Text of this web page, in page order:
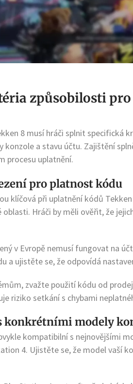
způsobilosti
8 musí hráči splnit specifická
konzole a stavu účtu. Zajištění
procesu uplatnění.
pro platnost kódu
klíčová při uplatnění kódů
Hráči by měli ověřit, že
v Evropě nemusí fungovat na
a ujistěte se, že odpovídá
zvažte použití kódu od
riziko setkání s chybami
konkrétními modely
kompatibilní s nejnovějšími
4. Ujistěte se, že model vaší